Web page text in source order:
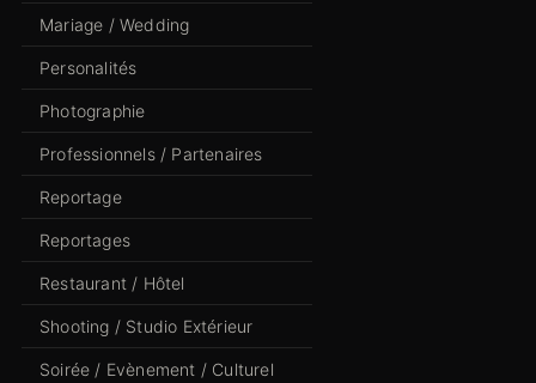
Mariage / Wedding
Personalités
Photographie
Professionnels / Partenaires
Reportage
Reportages
Restaurant / Hôtel
Shooting / Studio Extérieur
Soirée / Evènement / Culturel